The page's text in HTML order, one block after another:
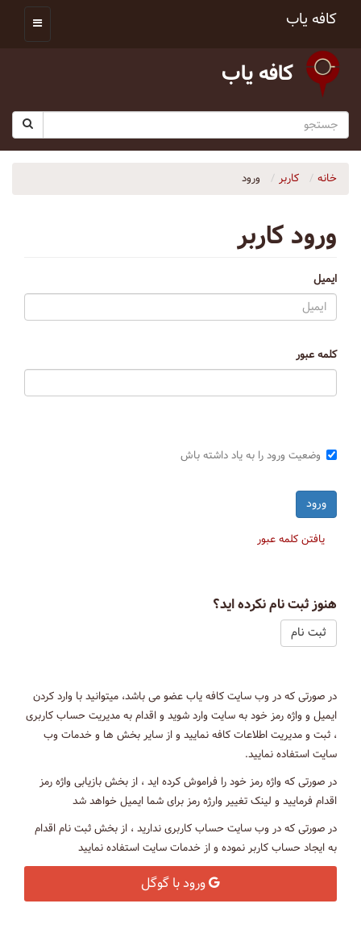
کافه یاب
کافه یاب
خانه کاربر ورود
ورود کاربر
ایمیل
کلمه عبور
وضعیت ورود را به یاد داشته باش
یافتن کلمه عبور
هنوز ثبت نام نکرده اید؟
ثبت نام
در صورتی که در وب سایت کافه یاب عضو می باشد، میتوانید با وارد کردن
ایمیل و واژه رمز خود به سایت وارد شوید و اقدام به مدیریت حساب کاربری
، ثبت و مدیریت اطلاعات کافه نمایید و از سایر بخش ها و خدمات وب
سایت استفاده نمایید.
در صورتی که واژه رمز خود را فراموش کرده اید ، از بخش بازیابی واژه رمز
اقدام فرمایید و لینک تغییر وارژه رمز برای شما ایمیل خواهد شد
در صورتی که در وب سایت حساب کاربری ندارید ، از بخش ثبت نام اقدام
به ایجاد حساب کاربر نموده و از خدمات سایت استفاده نمایید
ورود با گوگل